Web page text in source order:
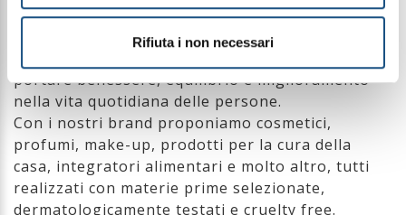
Rifiuta i non necessari
Sorgenta è un innovativo shop online di prodotti
Made in Italy, creati con formulazioni di alta
portare benessere, equilibrio e miglioramento
nella vita quotidiana delle persone.
Con i nostri brand proponiamo cosmetici,
profumi, make-up, prodotti per la cura della
casa, integratori alimentari e molto altro, tutti
realizzati con materie prime selezionate,
dermatologicamente testati e cruelty free.